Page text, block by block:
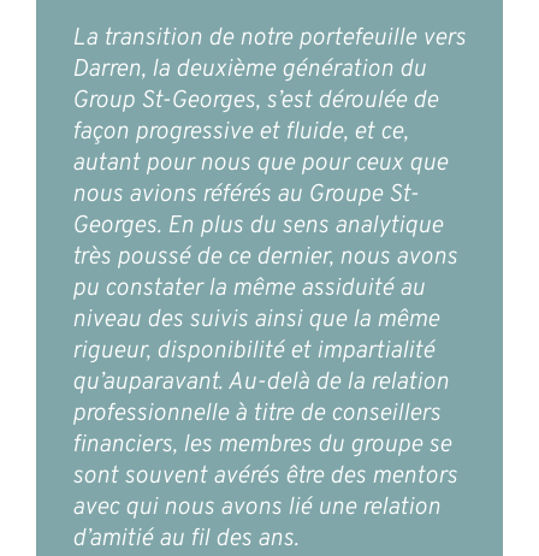
La transition de notre portefeuille vers
Darren, la deuxième génération du
Group St-Georges, s’est déroulée de
façon progressive et fluide, et ce,
autant pour nous que pour ceux que
nous avions référés au Groupe St-
Georges. En plus du sens analytique
très poussé de ce dernier, nous avons
pu constater la même assiduité au
niveau des suivis ainsi que la même
rigueur, disponibilité et impartialité
qu’auparavant. Au-delà de la relation
professionnelle à titre de conseillers
financiers, les membres du groupe se
sont souvent avérés être des mentors
avec qui nous avons lié une relation
d’amitié au fil des ans.